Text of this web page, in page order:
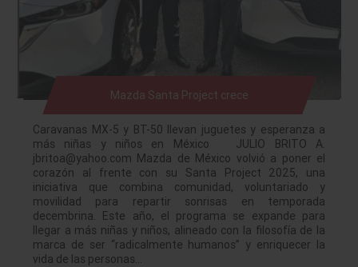
Mazda Santa Project crece
Caravanas MX-5 y BT-50 llevan juguetes y esperanza a
más niñas y niños en México JULIO BRITO A.
jbritoa@yahoo.com Mazda de México volvió a poner el
corazón al frente con su Santa Project 2025, una
iniciativa que combina comunidad, voluntariado y
movilidad para repartir sonrisas en temporada
decembrina. Este año, el programa se expande para
llegar a más niñas y niños, alineado con la filosofía de la
marca de ser “radicalmente humanos” y enriquecer la
vida de las personas…